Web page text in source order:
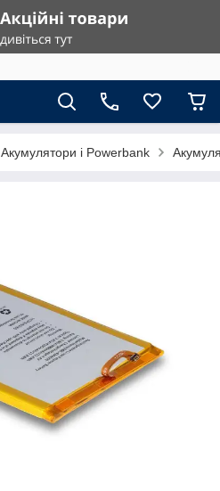
Акумулятори і Powerbank